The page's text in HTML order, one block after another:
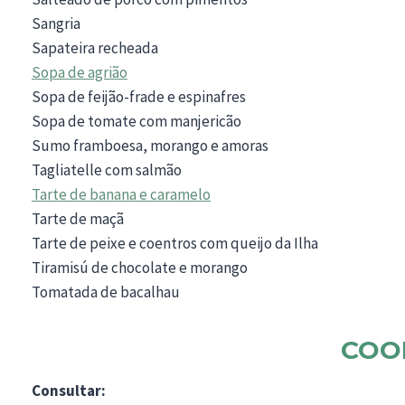
Sangria
Sapateira recheada
Sopa de agrião
Sopa de feijão-frade e espinafres
Sopa de tomate com manjericão
Sumo framboesa, morango e amoras
Tagliatelle com salmão
Tarte de banana e caramelo
Tarte de maçã
Tarte de peixe e coentros com queijo da Ilha
Tiramisú de chocolate e morango
Tomatada de bacalhau
Consultar: